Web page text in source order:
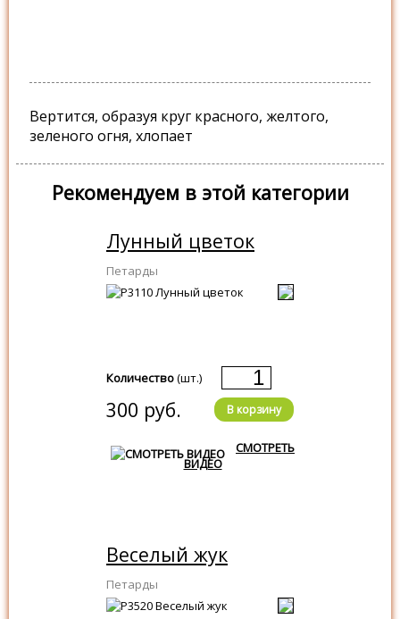
Вертится, образуя круг красного, желтого,
зеленого огня, хлопает
Рекомендуем в этой категории
Лунный цветок
Петарды
Количество(шт.)
300 руб. В корзину
СМОТРЕТЬ
ВИДЕО
Веселый жук
Петарды